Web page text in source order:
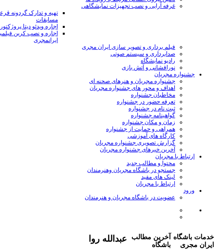
غرفه آرایی و نصب تجهیزات نمایشگاهی
تهیه و تدارک گردونه
مسابقات
اجاره ویدئو دیتا
اجاره و نصب کرین
ایرانمجری
فیلم برداری و تصویر سازی ایران مجری
صدابرداری و سیستم صوتی
رادیو نمایشگاه
نورافشانی و آتش بازی
جشنواره مجریان
جشنواره مجریان و هنرهای صحنه ای
اهداف و محور های جشنواره مجریان
مخاطبان جشنواره
تعرفه حضور در جشنواره
ثبت نام در جشنواره
گواهینامه جشنواره
زمان و مکان جشنواره
همراهی و حمایت از جشنواره
کارگاه های آموزشی
گزارش تصویری جشنواره مجریان
آخرین خبرهای جشنواره مجریان
ارتباط با مجریان
محتوا و مطالب جدید
جستجو در باشگاه مجریان وهنرمندان
لینک های مفید
ارتباط با مجریان
ورود
عضویت در باشگاه مجریان و هنرمندان
عبدالله روا
آخرین مطالب
باشگاه
خدمات باشگاه
ایران مجری